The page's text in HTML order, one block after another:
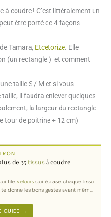
à coudre ! C’est littéralement un
être porté de 4 façons
Tamara, Etcetorize. Elle
(un rectangle!) et comment
taille S / M et si vous
il faudra enlever quelques
la largeur du rectangle
tour de poitrine + 12 cm)
de 35tissusà coudre
file, velours qui écrase, chaque tissu
donne les bons gestes avant même
GUIDE →